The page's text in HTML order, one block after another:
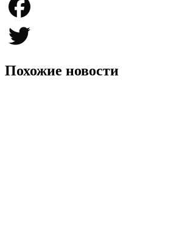
Telegram
Facebook
Twitter
Похожие новости